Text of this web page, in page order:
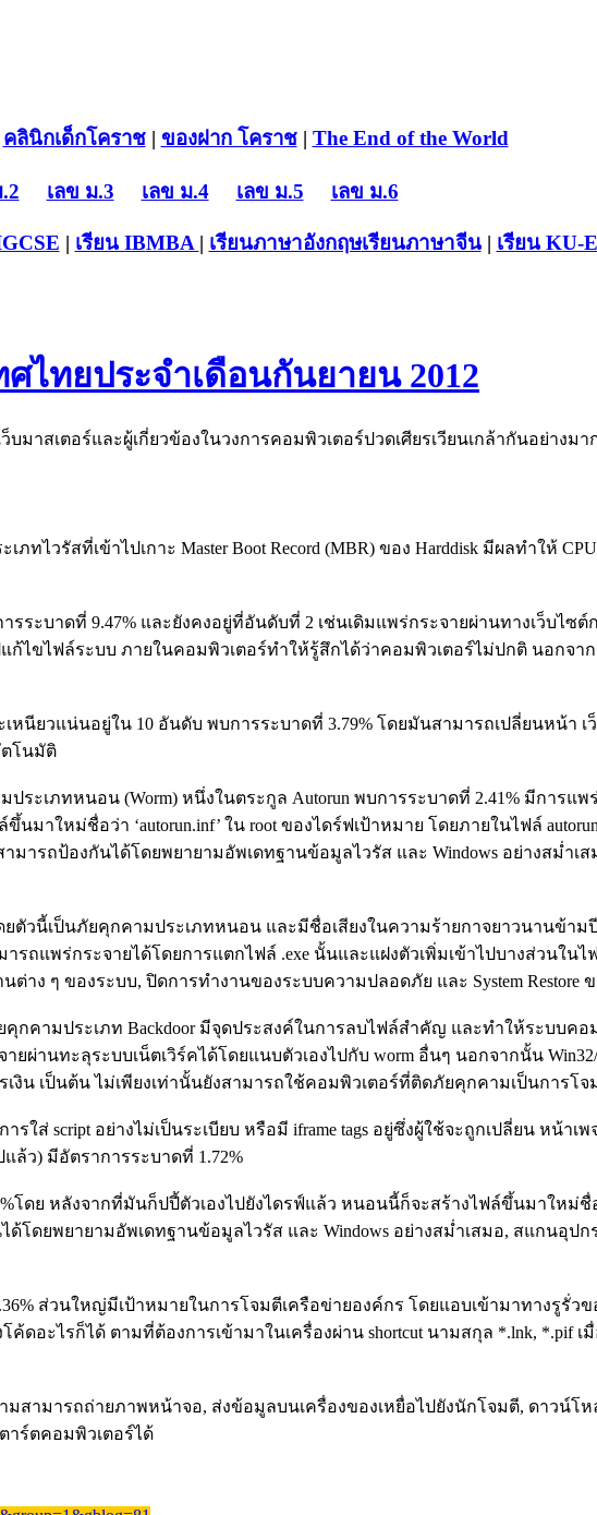
คลินิกเด็กโคราช| ของฝาก โคราช| The End of the World
เลข ม.3 เลข ม.4 เลข ม.5 เลข ม.6
| เรียน IBMBA | เรียนภาษาอังกฤษเรียนภาษาจีน| เรียน KU-
ไทยประจำเดือนกันยายน 2012
มาสเตอร์และผู้เกี่ยวข้องในวงการคอมพิวเตอร์ปวดเศียรเวียนเกล้ากันอย่างม
ทไวรัสที่เข้าไปเกาะ Master Boot Record (MBR) ของ Harddisk มีผลทำให้
ระบาดที่ 9.47% และยังคงอยู่ที่อันดับที่ 2 เช่นเดิมแพร่กระจายผ่านทางเว็บไซต์
ก้ไขไฟล์ระบบ ภายในคอมพิวเตอร์ทำให้รู้สึกได้ว่าคอมพิวเตอร์ไม่ปกติ นอกจา
นียวแน่นอยู่ใน 10 อันดับ พบการระบาดที่ 3.79% โดยมันสามารถเปลี่ยนหน้า เว็
ตโนมัติ
ระเภทหนอน (Worm) หนึ่งในตระกูล Autorun พบการระบาดที่ 2.41% มีการแพ
าใหม่ชื่อว่า ‘autorun.inf’ ใน root ของไดร์ฟเป้าหมาย โดยภายในไฟล์
ารถป้องกันได้โดยพยายามอัพเดทฐานข้อมูลไวรัส และ Windows อย่างสม่ำ
ยตัวนี้เป็นภัยคุกคามประเภทหนอน และมีชื่อเสียงในความร้ายกาจยาวนานข้า
รถแพร่กระจายได้โดยการแตกไฟล์ .exe นั้นและแฝงตัวเพิ่มเข้าไปบางส่วนใน
ง ๆ ของระบบ, ปิดการทำงานของระบบความปลอดภัย และ System Restore ข
คุกคามประเภท Backdoor มีจุดประสงค์ในการลบไฟล์สำคัญ และทำให้ระบบคอ
านทะลุระบบเน็ตเวิร์คได้โดยแนบตัวเองไปกับ worm อื่นๆ นอกจากนั้น Win32/
เป็นต้น ไม่เพียงเท่านั้นยังสามารถใช้คอมพิวเตอร์ที่ติดภัยคุกคามเป็นการโจ
รใส่ script อย่างไม่เป็นระเบียบ หรือมี iframe tags อยู่ซึ่งผู้ใช้จะถูกเปลี่ยน หน้า
ล้ว) มีอัตราการระบาดที่ 1.72%
ดย หลังจากที่มันก็ปปี้ตัวเองไปยังไดรฟ์แล้ว หนอนนี้ก็จะสร้างไฟล์ขึ้นมาใหม่ชื่อ
โดยพยายามอัพเดทฐานข้อมูลไวรัส และ Windows อย่างสม่ำเสมอ, สแกนอุ
ส่วนใหญ่มีเป้าหมายในการโจมตีเครือข่ายองค์กร โดยแอบเข้ามาทางรูรั่วขอ
ค้ดอะไรก็ได้ ตามที่ต้องการเข้ามาในเครื่องผ่าน shortcut นามสกุล *.lnk, *.pif
มสามารถถ่ายภาพหน้าจอ, ส่งข้อมูลบนเครื่องของเหยื่อไปยังนักโจมตี, ดาวน์โ
าร์ตคอมพิวเตอร์ได้